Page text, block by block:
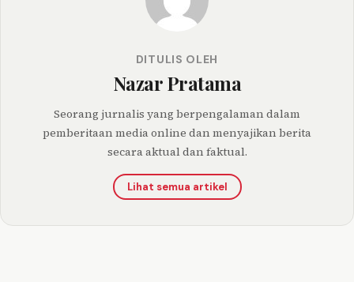
DITULIS OLEH
Nazar Pratama
Seorang jurnalis yang berpengalaman dalam
pemberitaan media online dan menyajikan berita
secara aktual dan faktual.
Lihat semua artikel